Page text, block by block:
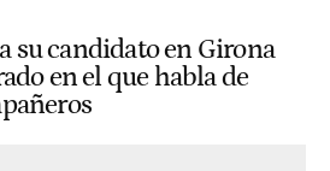
su candidato en Girona
en el que habla de